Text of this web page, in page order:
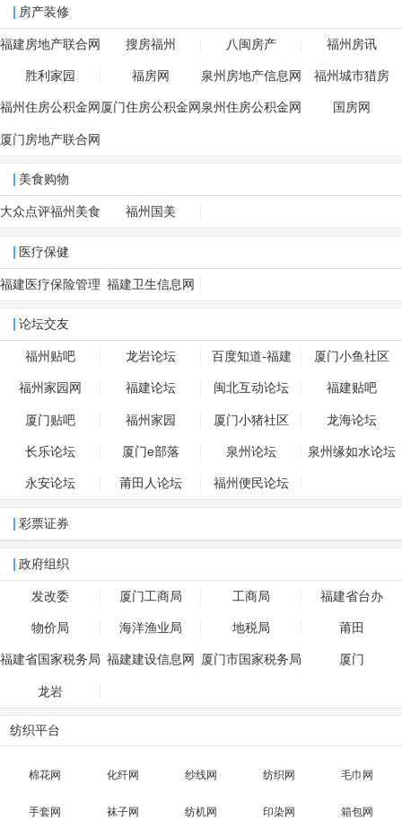
房产装修
福建房地产联合网 搜房福州 八闽房产 福州房讯
胜利家园 福房网 泉州房地产信息网 福州城市猎房
福州住房公积金网 厦门住房公积金网 泉州住房公积金网 国房网
厦门房地产联合网
美食购物
大众点评福州美食 福州国美
医疗保健
福建医疗保险管理
中心
福建卫生信息网
论坛交友
福州贴吧 龙岩论坛 百度知道-福建 厦门小鱼社区
福州家园网 福建论坛 闽北互动论坛 福建贴吧
厦门贴吧 福州家园 厦门小猪社区 龙海论坛
长乐论坛 厦门e部落 泉州论坛 泉州缘如水论坛
永安论坛 莆田人论坛 福州便民论坛
彩票证券
政府组织
发改委 厦门工商局 工商局 福建省台办
物价局 海洋渔业局 地税局 莆田
福建省国家税务局 福建建设信息网 厦门市国家税务局 厦门
龙岩
纺织平台
棉花网 化纤网 纱线网 纺织网 毛巾网
手套网 袜子网 纺机网 印染网 箱包网